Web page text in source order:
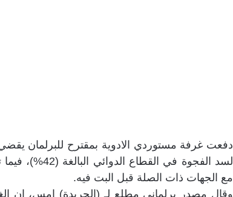
لسد الفجوة في
مع الجهات ذات الصلة قبل البت فيه.
وقال مصدر برلماني مطلع لـ (الجريدة) امس، إن